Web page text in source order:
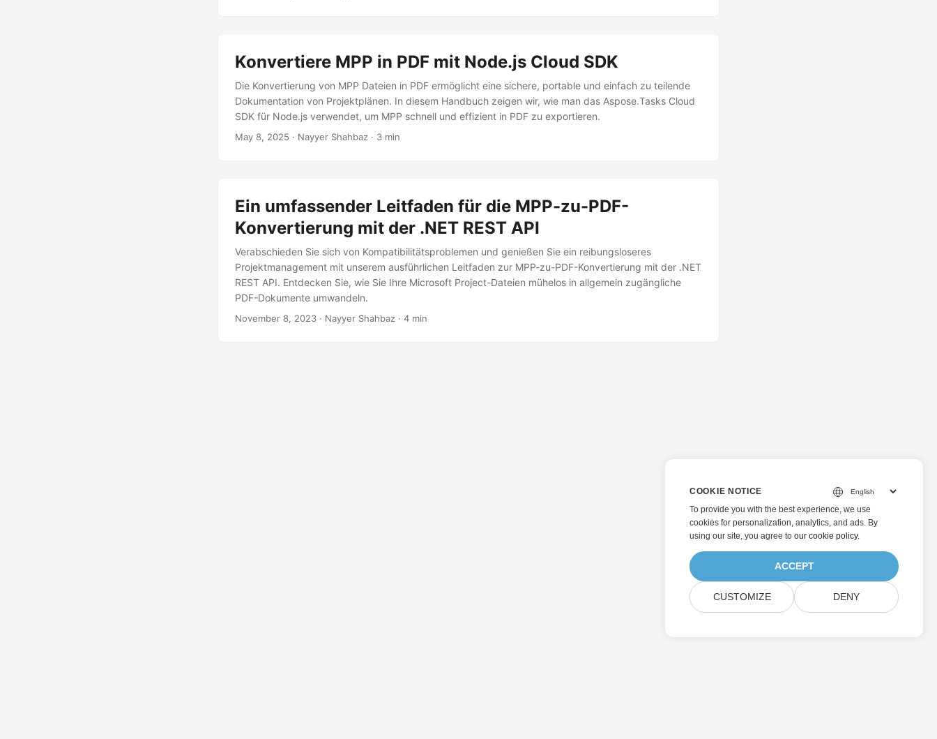
Konvertiere MPP in PDF mit Node.js Cloud SDK
Die Konvertierung von MPP Dateien in PDF ermöglicht eine sichere, portable und einfach zu teilende
Dokumentation von Projektplänen. In diesem Handbuch zeigen wir, wie man das Aspose.Tasks Cloud
SDK für Node.js verwendet, um MPP schnell und effizient in PDF zu exportieren.
May 8, 2025 · Nayyer Shahbaz · 3 min
Ein umfassender Leitfaden für die MPP-zu-PDF-
Konvertierung mit der .NET REST API
Verabschieden Sie sich von Kompatibilitätsproblemen und genießen Sie ein reibungsloseres
Projektmanagement mit unserem ausführlichen Leitfaden zur MPP-zu-PDF-Konvertierung mit der .NET
REST API. Entdecken Sie, wie Sie Ihre Microsoft Project-Dateien mühelos in allgemein zugängliche
PDF-Dokumente umwandeln.
November 8, 2023 · Nayyer Shahbaz · 4 min
COOKIE NOTICE
To provide you with the best experience, we use
cookies for personalization, analytics, and ads. By
using our site, you agree to our cookie policy.
ACCEPT
CUSTOMIZE DENY